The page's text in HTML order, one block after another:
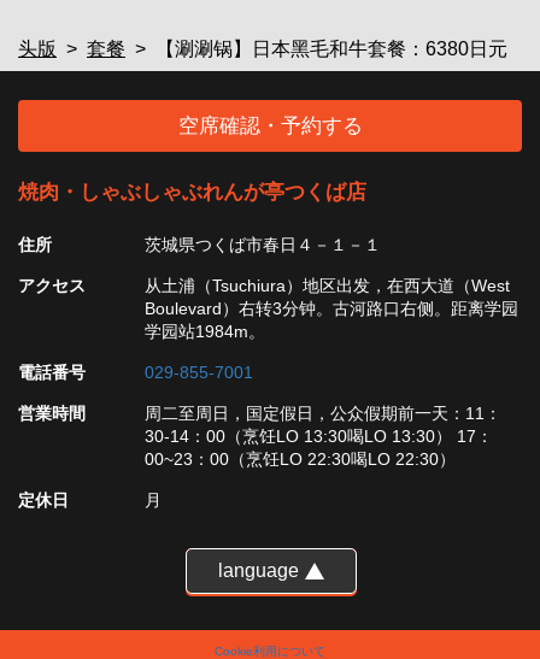
头版 套餐 【涮涮锅】日本黑毛和牛套餐：6380日元
空席確認・予約する
焼肉・しゃぶしゃぶれんが亭つくば店
住所 茨城県つくば市春日４－１－１
アクセス
从土浦（Tsuchiura）地区出发，在西大道（West
Boulevard）右转3分钟。古河路口右侧。距离学园
学园站1984m。
電話番号 029-855-7001
営業時間
周二至周日，国定假日，公众假期前一天：11：
30-14：00（烹饪LO 13:30喝LO 13:30） 17：
00~23：00（烹饪LO 22:30喝LO 22:30）
定休日 月
language
Cookie利用について